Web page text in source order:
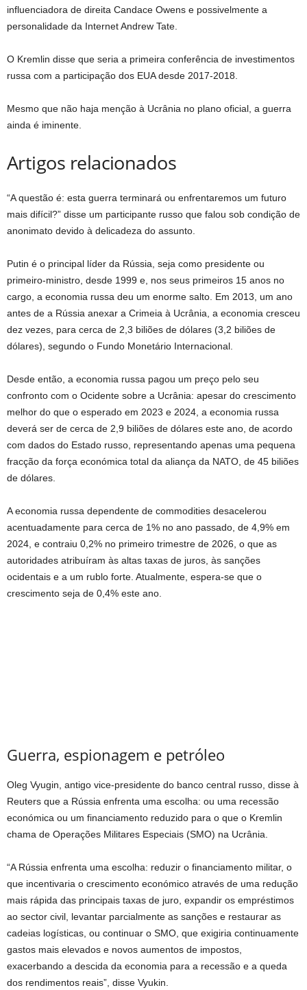
influenciadora de direita Candace Owens e possivelmente a
personalidade da Internet Andrew Tate.
O Kremlin disse que seria a primeira conferência de investimentos
russa com a participação dos EUA desde 2017-2018.
Mesmo que não haja menção à Ucrânia no plano oficial, a guerra
ainda é iminente.
Artigos relacionados
“A questão é: esta guerra terminará ou enfrentaremos um futuro
mais difícil?” disse um participante russo que falou sob condição de
anonimato devido à delicadeza do assunto.
Putin é o principal líder da Rússia, seja como presidente ou
primeiro-ministro, desde 1999 e, nos seus primeiros 15 anos no
cargo, a economia russa deu um enorme salto. Em 2013, um ano
antes de a Rússia anexar a Crimeia à Ucrânia, a economia cresceu
dez vezes, para cerca de 2,3 biliões de dólares (3,2 biliões de
dólares), segundo o Fundo Monetário Internacional.
Desde então, a economia russa pagou um preço pelo seu
confronto com o Ocidente sobre a Ucrânia: apesar do crescimento
melhor do que o esperado em 2023 e 2024, a economia russa
deverá ser de cerca de 2,9 biliões de dólares este ano, de acordo
com dados do Estado russo, representando apenas uma pequena
fracção da força económica total da aliança da NATO, de 45 biliões
de dólares.
A economia russa dependente de commodities desacelerou
acentuadamente para cerca de 1% no ano passado, de 4,9% em
2024, e contraiu 0,2% no primeiro trimestre de 2026, o que as
autoridades atribuíram às altas taxas de juros, às sanções
ocidentais e a um rublo forte. Atualmente, espera-se que o
crescimento seja de 0,4% este ano.
Guerra, espionagem e petróleo
Oleg Vyugin, antigo vice-presidente do banco central russo, disse à
Reuters que a Rússia enfrenta uma escolha: ou uma recessão
económica ou um financiamento reduzido para o que o Kremlin
chama de Operações Militares Especiais (SMO) na Ucrânia.
“A Rússia enfrenta uma escolha: reduzir o financiamento militar, o
que incentivaria o crescimento económico através de uma redução
mais rápida das principais taxas de juro, expandir os empréstimos
ao sector civil, levantar parcialmente as sanções e restaurar as
cadeias logísticas, ou continuar o SMO, que exigiria continuamente
gastos mais elevados e novos aumentos de impostos,
exacerbando a descida da economia para a recessão e a queda
dos rendimentos reais”, disse Vyukin.